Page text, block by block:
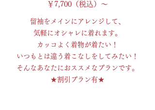
￥7,700（税込）～
留袖をメインにアレンジして、
気軽にオシャレに着れます。
カッコよく着物が着たい！
いつもとは違う着こなしをしてみたい！
そんなあなたにおススメなプランです。
★割引プラン有★